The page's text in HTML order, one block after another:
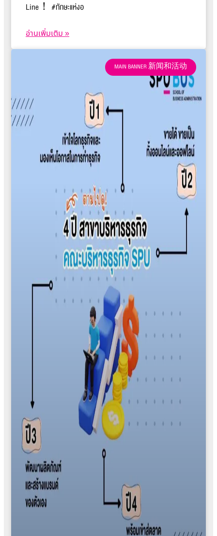
Line！ #ทักษะแห่งอ
อ่านเพิ่มเติม »
MAIN BANNER 新闻和活动